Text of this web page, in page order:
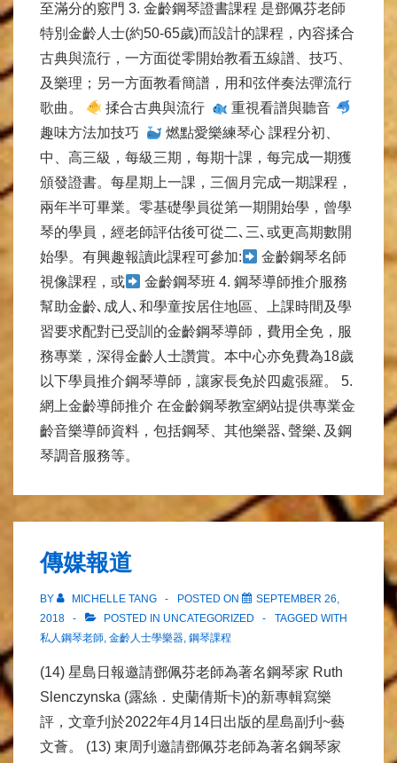
至滿分的竅門 3. 金齡鋼琴證書課程 是鄧佩芬老師
特別金齡人士(約50-65歲)而設計的課程，內容揉合
古典與流行，一方面從零開始教看五線譜、技巧、
及樂理；另一方面教看簡譜，用和弦伴奏法彈流行
歌曲。
揉合古典與流行
重視看譜與聽音
趣味方法加技巧
燃點愛樂練琴心 課程分初、
中、高三級，每級三期，每期十課，每完成一期獲
頒發證書。每星期上一課，三個月完成一期課程，
兩年半可畢業。零基礎學員從第一期開始學，曾學
琴的學員，經老師評估後可從二､三､或更高期數開
始學。有興趣報讀此課程可參加:
金齡鋼琴名師
視像課程，或
金齡鋼琴班 4. 鋼琴導師推介服務
幫助金齡､成人､和學童按居住地區、上課時間及學
習要求配對已受訓的金齡鋼琴導師，費用全免，服
務專業，深得金齡人士讚賞。本中心亦免費為18歲
以下學員推介鋼琴導師，讓家長免於四處張羅。 5.
網上金齡導師推介 在金齡鋼琴教室網站提供專業金
齡音樂導師資料，包括鋼琴、其他樂器､聲樂､及鋼
琴調音服務等。
傳媒報道
BY MICHELLE TANG POSTED ON
SEPTEMBER 26,
2018
POSTED IN UNCATEGORIZED
TAGGED WITH
私人鋼琴老師, 金齡人士學樂器, 鋼琴課程
(14) 星島日報邀請鄧佩芬老師為著名鋼琴家 Ruth
Slenczynska (露絲．史蘭倩斯卡)的新專輯寫樂
評，文章刋於2022年4月14日出版的星島副刋~藝
文薈。 (13) 東周刋邀請鄧佩芬老師為著名鋼琴家